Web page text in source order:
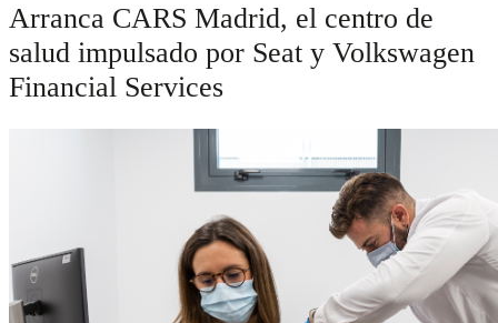
Arranca CARS Madrid, el centro de
salud impulsado por Seat y Volkswagen
Financial Services